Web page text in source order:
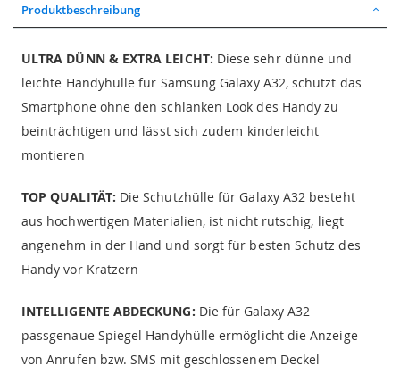
Produktbeschreibung
ULTRA DÜNN & EXTRA LEICHT: Diese sehr dünne und
leichte Handyhülle für Samsung Galaxy A32, schützt das
Smartphone ohne den schlanken Look des Handy zu
beinträchtigen und lässt sich zudem kinderleicht
montieren
TOP QUALITÄT: Die Schutzhülle für Galaxy A32 besteht
aus hochwertigen Materialien, ist nicht rutschig, liegt
angenehm in der Hand und sorgt für besten Schutz des
Handy vor Kratzern
INTELLIGENTE ABDECKUNG: Die für Galaxy A32
passgenaue Spiegel Handyhülle ermöglicht die Anzeige
von Anrufen bzw. SMS mit geschlossenem Deckel